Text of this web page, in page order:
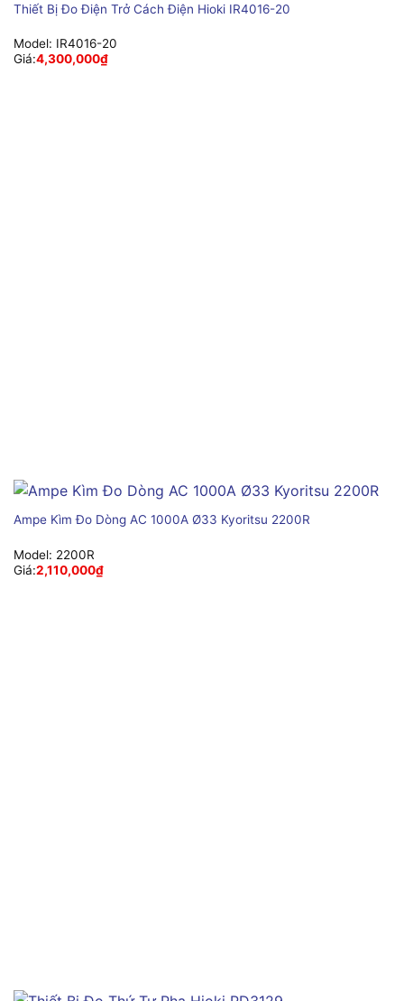
Thiết Bị Đo Điện Trở Cách Điện Hioki IR4016-20
Model: IR4016-20
Giá:4,300,000₫
Ampe Kìm Đo Dòng AC 1000A Ø33 Kyoritsu 2200R
Model: 2200R
Giá:2,110,000₫